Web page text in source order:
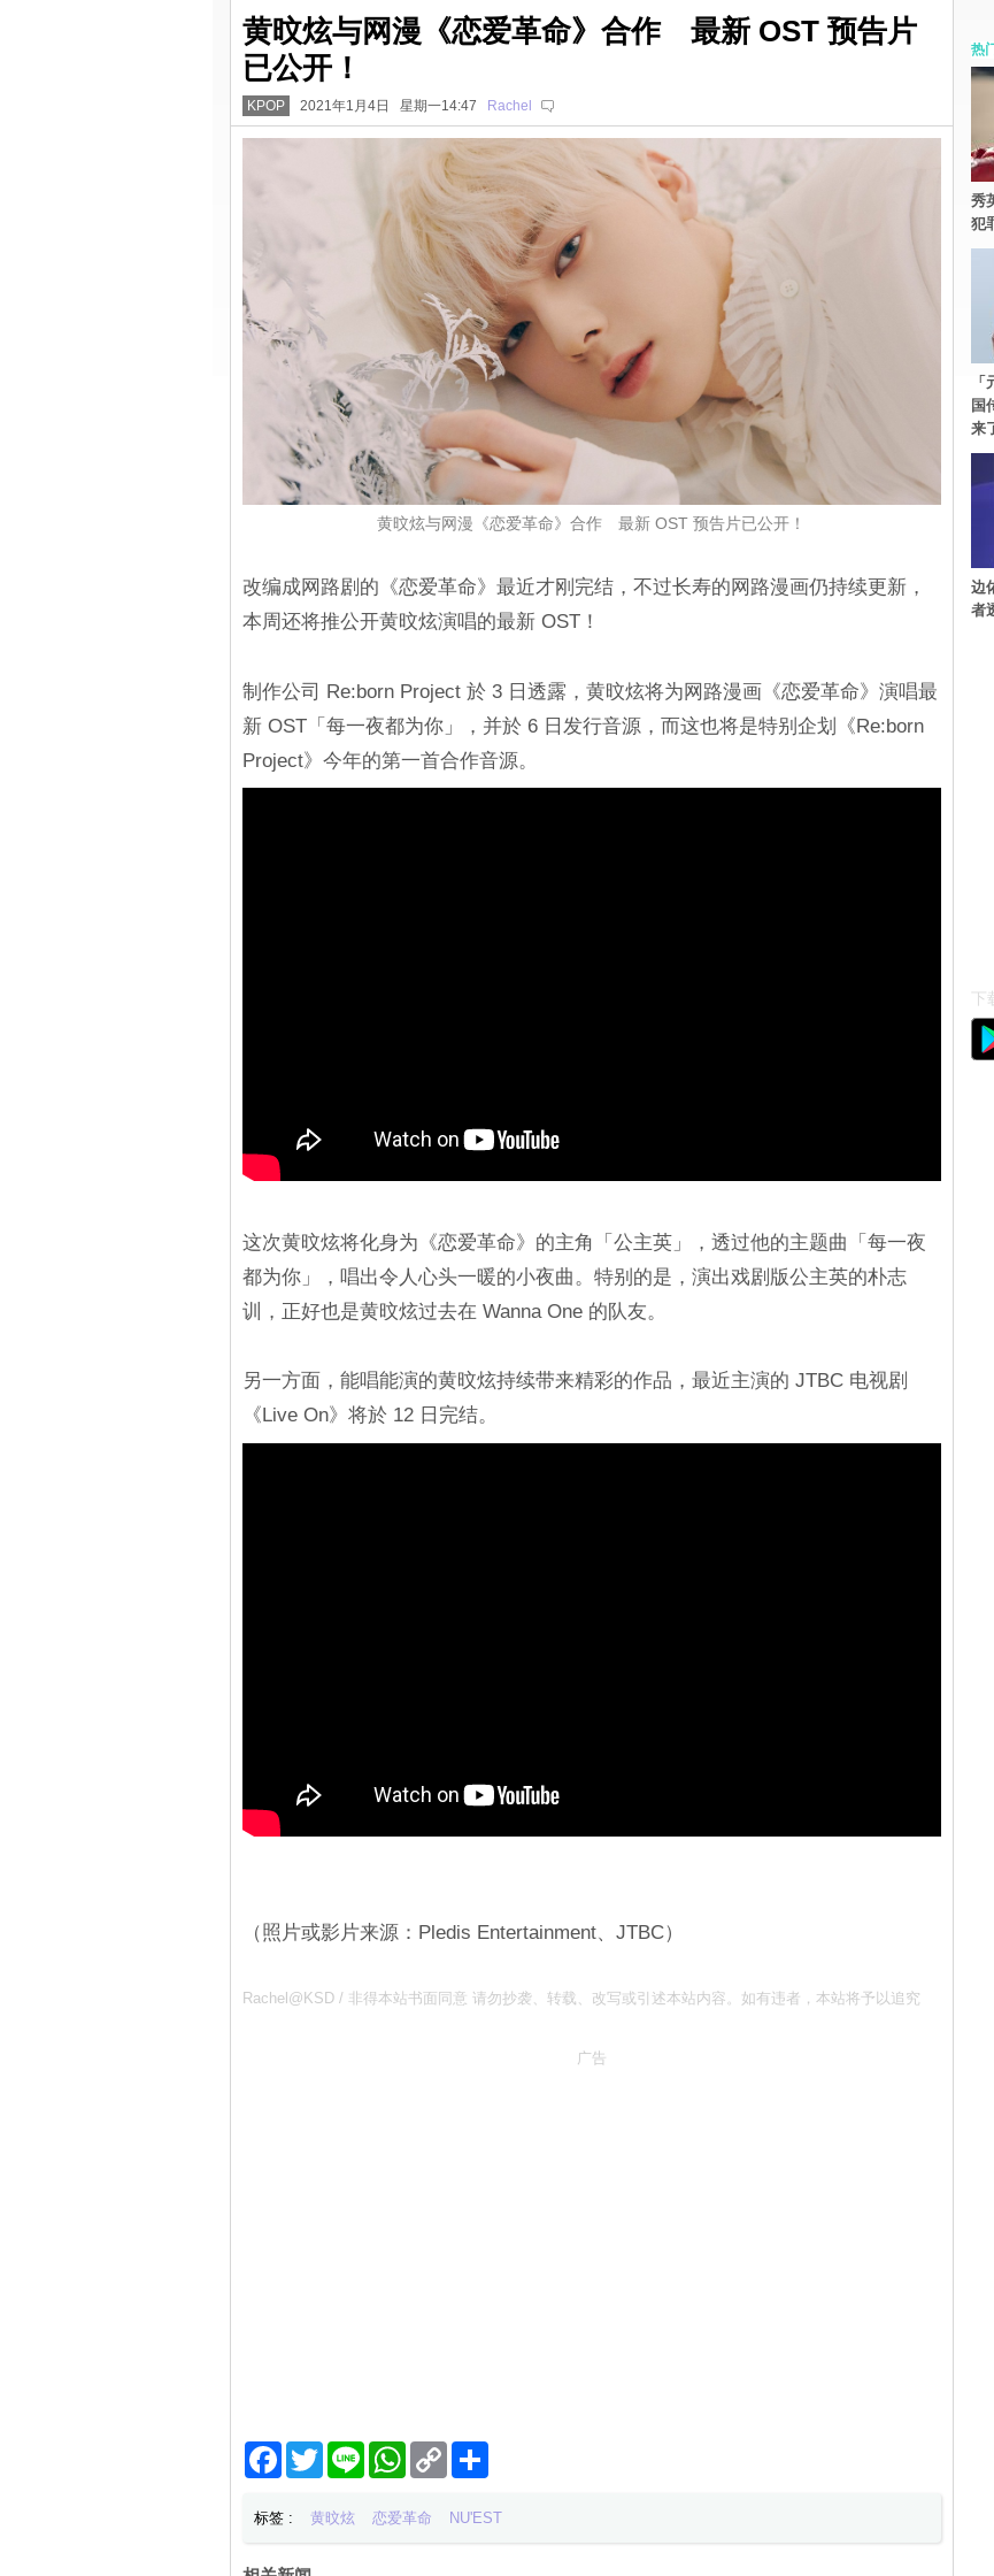
黄旼炫与网漫《恋爱革命》合作 最新 OST 预告片
已公开！
KPOP 2021年1月4日 星期一14:47 Rachel
黄旼炫与网漫《恋爱革命》合作 最新 OST 预告片已公开！
改编成网路剧的《恋爱革命》最近才刚完结，不过长寿的网路漫画仍持续更新，
本周还将推公开黄旼炫演唱的最新 OST！
制作公司 Re:born Project 於 3 日透露，黄旼炫将为网路漫画《恋爱革命》演唱最
新 OST「每一夜都为你」，并於 6 日发行音源，而这也将是特别企划《Re:born
Project》今年的第一首合作音源。
这次黄旼炫将化身为《恋爱革命》的主角「公主英」，透过他的主题曲「每一夜
都为你」，唱出令人心头一暖的小夜曲。特别的是，演出戏剧版公主英的朴志
训，正好也是黄旼炫过去在 Wanna One 的队友。
另一方面，能唱能演的黄旼炫持续带来精彩的作品，最近主演的 JTBC 电视剧
《Live On》将於 12 日完结。
（照片或影片来源：Pledis Entertainment、JTBC）
Rachel@KSD / 非得本站书面同意 请勿抄袭、转载、改写或引述本站内容。如有违者，本站将予以追究
广告
Facebook
TwitterLine WhatsApp
Copy
Link
分
标签 : 黄旼炫 恋爱革命 NU'EST
热
秀
犯
国
来
边
者